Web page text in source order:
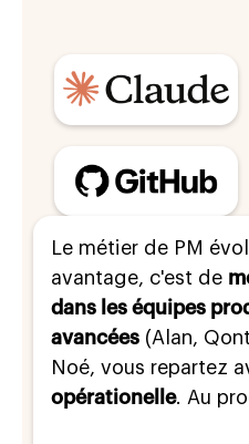
Le métier de PM
avantage, c'est de
dans les équipes
avancées(Alan,
Noé, vous repartez
opérationelle. Au